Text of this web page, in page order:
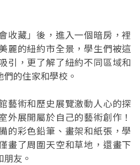
收藏」後，進入一個暗房，裡
麗的紐約市全景，學生們被這
引，更了解了紐約不同區域和
的住家和學校。
藝術和歷史展覽激動人心的探
外展開屬於自己的藝術創作！
的彩色鉛筆、畫架和紙張，學
畫了周圍天空和草地，還畫下
友。